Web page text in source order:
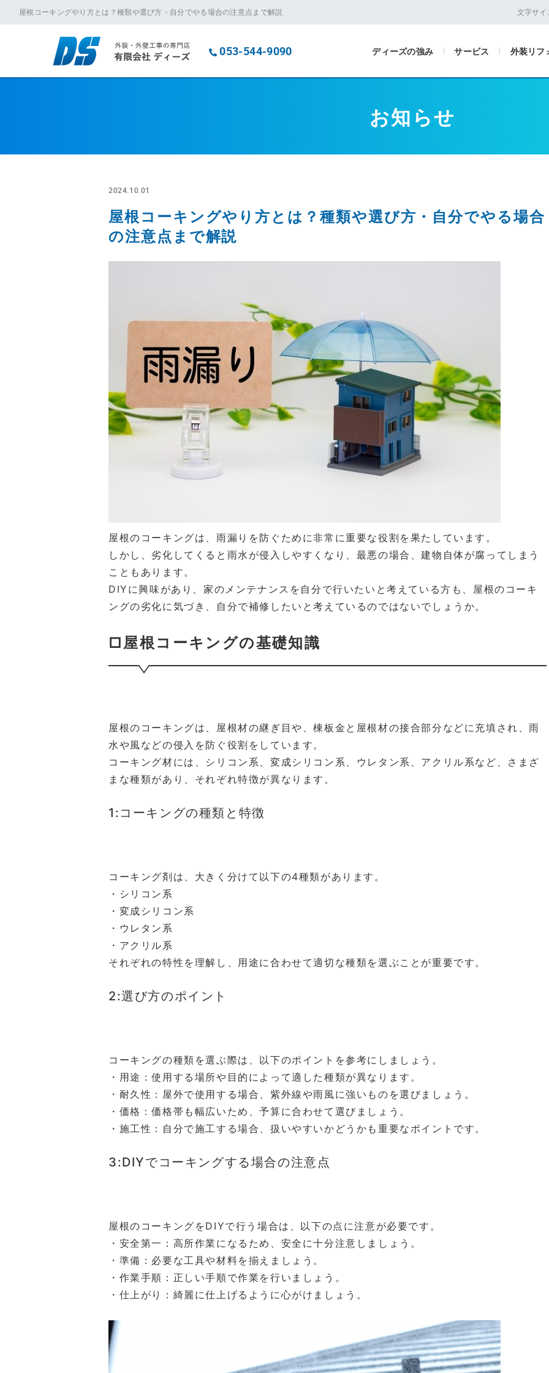
屋根コーキングやり方とは？種類や選び方・自分でやる場合の注意点まで解説 文字サイ
053-544-9090 ディーズの強み サービス 外装リフ
お知らせ
2024.10.01
屋根コーキングやり方とは？種類や選び方・自分でやる場合
の注意点まで解説
屋根のコーキングは、雨漏りを防ぐために非常に重要な役割を果たしています。
しかし、劣化してくると雨水が侵入しやすくなり、最悪の場合、建物自体が腐ってしまう
こともあります。
DIYに興味があり、家のメンテナンスを自分で行いたいと考えている方も、屋根のコーキ
ングの劣化に気づき、自分で補修したいと考えているのではないでしょうか。
□屋根コーキングの基礎知識
屋根のコーキングは、屋根材の継ぎ目や、棟板金と屋根材の接合部分などに充填され、雨
水や風などの侵入を防ぐ役割をしています。
コーキング材には、シリコン系、変成シリコン系、ウレタン系、アクリル系など、さまざ
まな種類があり、それぞれ特徴が異なります。
1:コーキングの種類と特徴
コーキング剤は、大きく分けて以下の4種類があります。
・シリコン系
・変成シリコン系
・ウレタン系
・アクリル系
それぞれの特性を理解し、用途に合わせて適切な種類を選ぶことが重要です。
2:選び方のポイント
コーキングの種類を選ぶ際は、以下のポイントを参考にしましょう。
・用途：使用する場所や目的によって適した種類が異なります。
・耐久性：屋外で使用する場合、紫外線や雨風に強いものを選びましょう。
・価格：価格帯も幅広いため、予算に合わせて選びましょう。
・施工性：自分で施工する場合、扱いやすいかどうかも重要なポイントです。
3:DIYでコーキングする場合の注意点
屋根のコーキングをDIYで行う場合は、以下の点に注意が必要です。
・安全第一：高所作業になるため、安全に十分注意しましょう。
・準備：必要な工具や材料を揃えましょう。
・作業手順：正しい手順で作業を行いましょう。
・仕上がり：綺麗に仕上げるように心がけましょう。